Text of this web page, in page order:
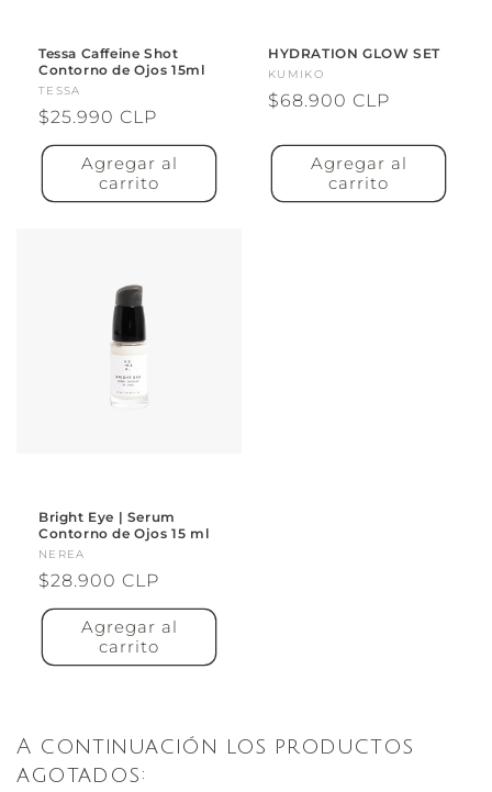
Tessa Caffeine Shot
Contorno de Ojos 15ml
Proveedor:
TESSA
Precio
habitual
$25.990 CLP
Agregar al
carrito
HYDRATION GLOW SET
Proveedor:
KUMIKO
Precio
$68.900 CLP
Agregar al
carrito
Bright Eye | Serum
Contorno de Ojos 15 ml
Proveedor:
NEREA
Precio
habitual
$28.900 CLP
Agregar al
carrito
A continuación los productos
agotados: